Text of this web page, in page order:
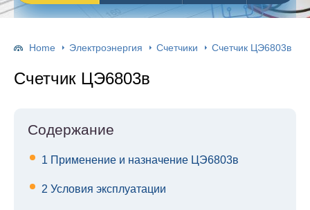
Home Электроэнергия Счетчики Счетчик ЦЭ6803в
Счетчик ЦЭ6803в
Содержание
1 Применение и назначение ЦЭ6803в
2 Условия эксплуатации